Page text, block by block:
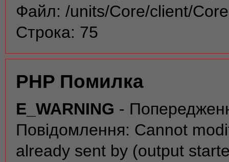
Файл: /units/Core/client/
Строка: 75
PHP Помилка
E_WARNING -
Повідомлення: Cannot
already sent by (output